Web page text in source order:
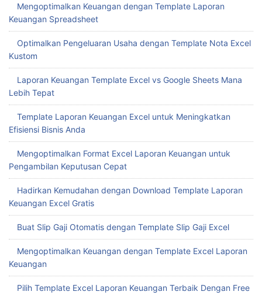
Mengoptimalkan Keuangan dengan Template Laporan
Keuangan Spreadsheet
Optimalkan Pengeluaran Usaha dengan Template Nota Excel
Kustom
Laporan Keuangan Template Excel vs Google Sheets Mana
Lebih Tepat
Template Laporan Keuangan Excel untuk Meningkatkan
Efisiensi Bisnis Anda
Mengoptimalkan Format Excel Laporan Keuangan untuk
Pengambilan Keputusan Cepat
Hadirkan Kemudahan dengan Download Template Laporan
Keuangan Excel Gratis
Buat Slip Gaji Otomatis dengan Template Slip Gaji Excel
Mengoptimalkan Keuangan dengan Template Excel Laporan
Keuangan
Pilih Template Excel Laporan Keuangan Terbaik Dengan Free